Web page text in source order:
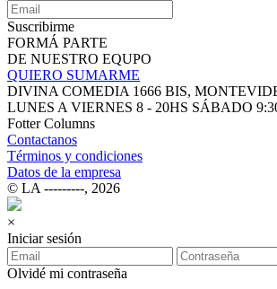
Suscribirme
FORMÁ PARTE
DE NUESTRO EQUPO
QUIERO SUMARME
DIVINA COMEDIA 1666 BIS,
LUNES A VIERNES 8 - 20HS SÁBADO
Fotter Columns
Contactanos
Términos y condiciones
Datos de la empresa
© LA ‑‑‑‑‑‑‑‑‑, 2026
×
Iniciar sesión
Olvidé mi contraseña